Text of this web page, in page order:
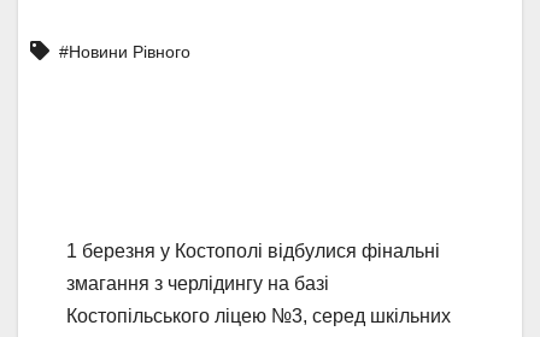
#Новини Рівного
1 березня у Костополі відбулися фінальні
змагання з черлідингу на базі
Костопільського ліцею №3, серед шкільних